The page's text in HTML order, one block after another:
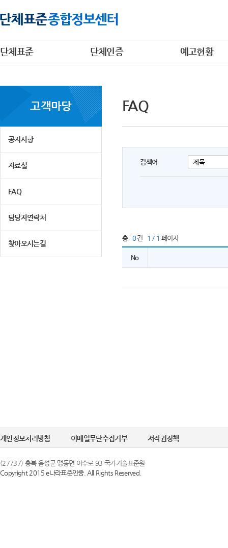
단체표준 단체인증 예고현황
고객마당
공지사항
자료실
FAQ
담당자연락처
찾아오시는길
FAQ
검색어
총 0건 1 / 1 페이지
No
개인정보처리방침 이메일무단수집거부 저작권정책
(27737) 충북 음성군 맹동면 이수로 93 국가기술표준원
Copyright 2015 e나라표준인증. All Rights Reserved.